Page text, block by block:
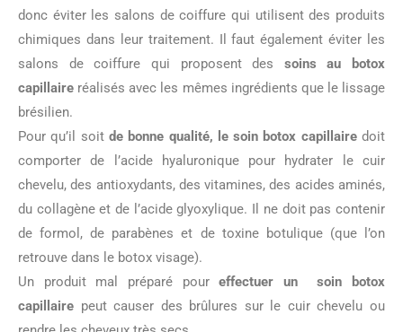
donc éviter les salons de coiffure qui utilisent des produits
chimiques dans leur traitement. Il faut également éviter les
salons de coiffure qui proposent des soins au botox
capillaire réalisés avec les mêmes ingrédients que le lissage
brésilien.
Pour qu’il soit de bonne qualité, le soin botox capillairedoit
comporter de l’acide hyaluronique pour hydrater le cuir
chevelu, des antioxydants, des vitamines, des acides aminés,
du collagène et de l’acide glyoxylique. Il ne doit pas contenir
de formol, de parabènes et de toxine botulique (que l’on
retrouve dans le botox visage).
Un produit mal préparé poureffectuer un soin botox
capillaire peut causer des brûlures sur le cuir chevelu ou